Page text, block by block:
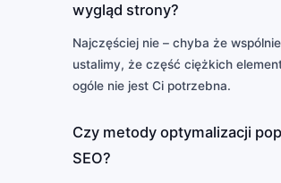
wygląd strony?
Najczęściej nie – chyba że wspólnie
ustalimy, że część ciężkich
ogóle nie jest Ci potrzebna.
Czy metody optymalizacji
SEO?